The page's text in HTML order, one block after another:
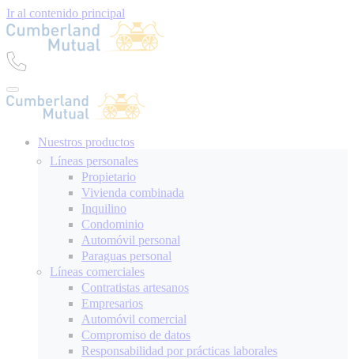
Ir al contenido principal
Nuestros productos
Líneas personales
Propietario
Vivienda combinada
Inquilino
Condominio
Automóvil personal
Paraguas personal
Líneas comerciales
Contratistas artesanos
Empresarios
Automóvil comercial
Compromiso de datos
Responsabilidad por prácticas laborales